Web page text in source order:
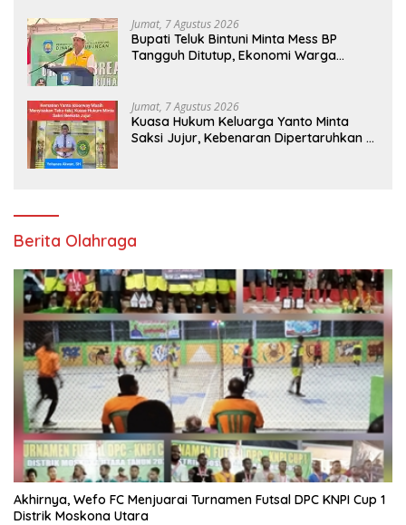
Jumat, 7 Agustus 2026
Bupati Teluk Bintuni Minta Mess BP
Tangguh Ditutup, Ekonomi Warga
Jumat, 7 Agustus 2026
Kuasa Hukum Keluarga Yanto Minta
Saksi Jujur, Kebenaran Dipertaruhkan di
Berita Olahraga
Akhirnya, Wefo FC Menjuarai Turnamen Futsal DPC KNPI Cup 1
Distrik Moskona Utara